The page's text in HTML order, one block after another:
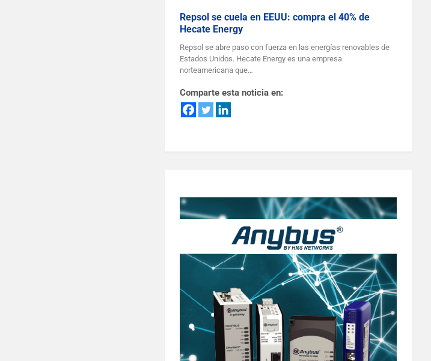
Repsol se cuela en EEUU: compra el 40% de
Hecate Energy
Repsol se abre paso con fuerza en las energías renovables de
Estados Unidos. Hecate Energy es una empresa
norteamericana que…
Comparte esta noticia en: